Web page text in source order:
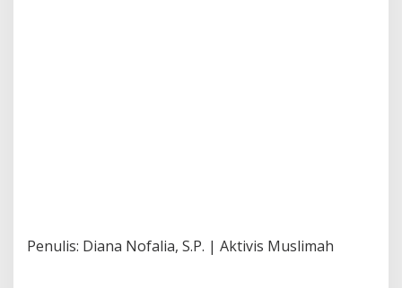
Penulis: Diana Nofalia, S.P. | Aktivis Muslimah